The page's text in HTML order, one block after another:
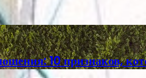
10 признаков,